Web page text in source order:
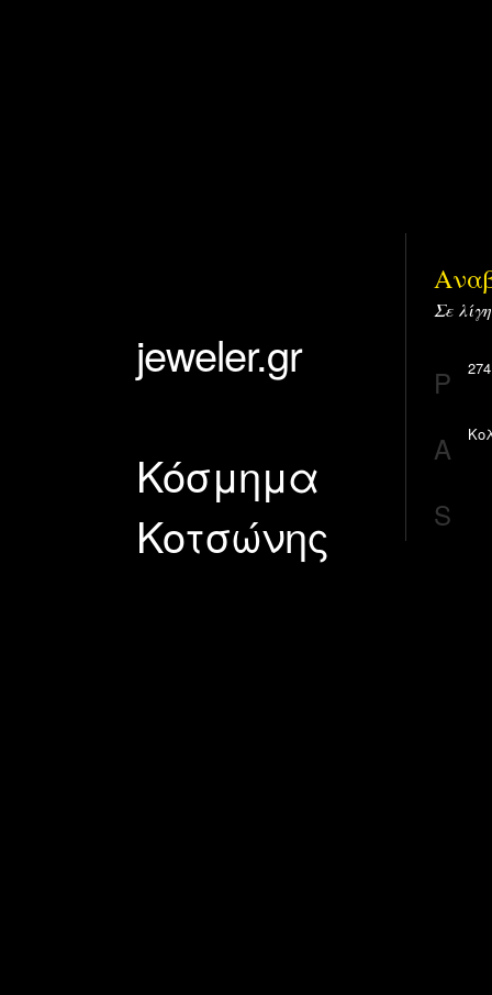
jeweler.gr
Κόσμημα
Κοτσώνης
Σε
P
A
S